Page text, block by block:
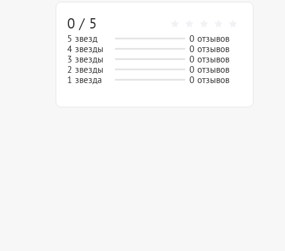
0 / 5
5 звезд
0 отзывов
4 звезды
0 отзывов
3 звезды
0 отзывов
2 звезды
0 отзывов
1 звезда
0 отзывов